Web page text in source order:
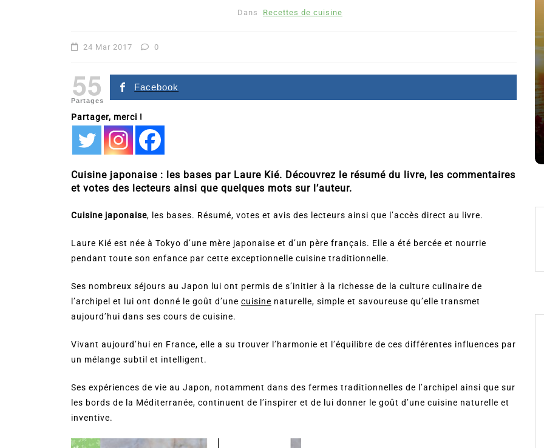
Dans Recettes de cuisine
24 Mar 2017 0
55
Partages
Facebook
Partager, merci !
Cuisine japonaise : les bases par Laure Kié. Découvrez le résumé du livre, les commentaires
et votes des lecteurs ainsi que quelques mots sur l’auteur.
Cuisine japonaise, les bases. Résumé, votes et avis des lecteurs ainsi que l’accès direct au livre.
Laure Kié est née à Tokyo d’une mère japonaise et d’un père français. Elle a été bercée et nourrie
pendant toute son enfance par cette exceptionnelle cuisine traditionnelle.
Ses nombreux séjours au Japon lui ont permis de s’initier à la richesse de la culture culinaire de
l’archipel et lui ont donné le goût d’une cuisine naturelle, simple et savoureuse qu’elle transmet
aujourd’hui dans ses cours de cuisine.
Vivant aujourd’hui en France, elle a su trouver l’harmonie et l’équilibre de ces différentes influences par
un mélange subtil et intelligent.
Ses expériences de vie au Japon, notamment dans des fermes traditionnelles de l’archipel ainsi que sur
les bords de la Méditerranée, continuent de l’inspirer et de lui donner le goût d’une cuisine naturelle et
inventive.
Romances – l’actualité : été